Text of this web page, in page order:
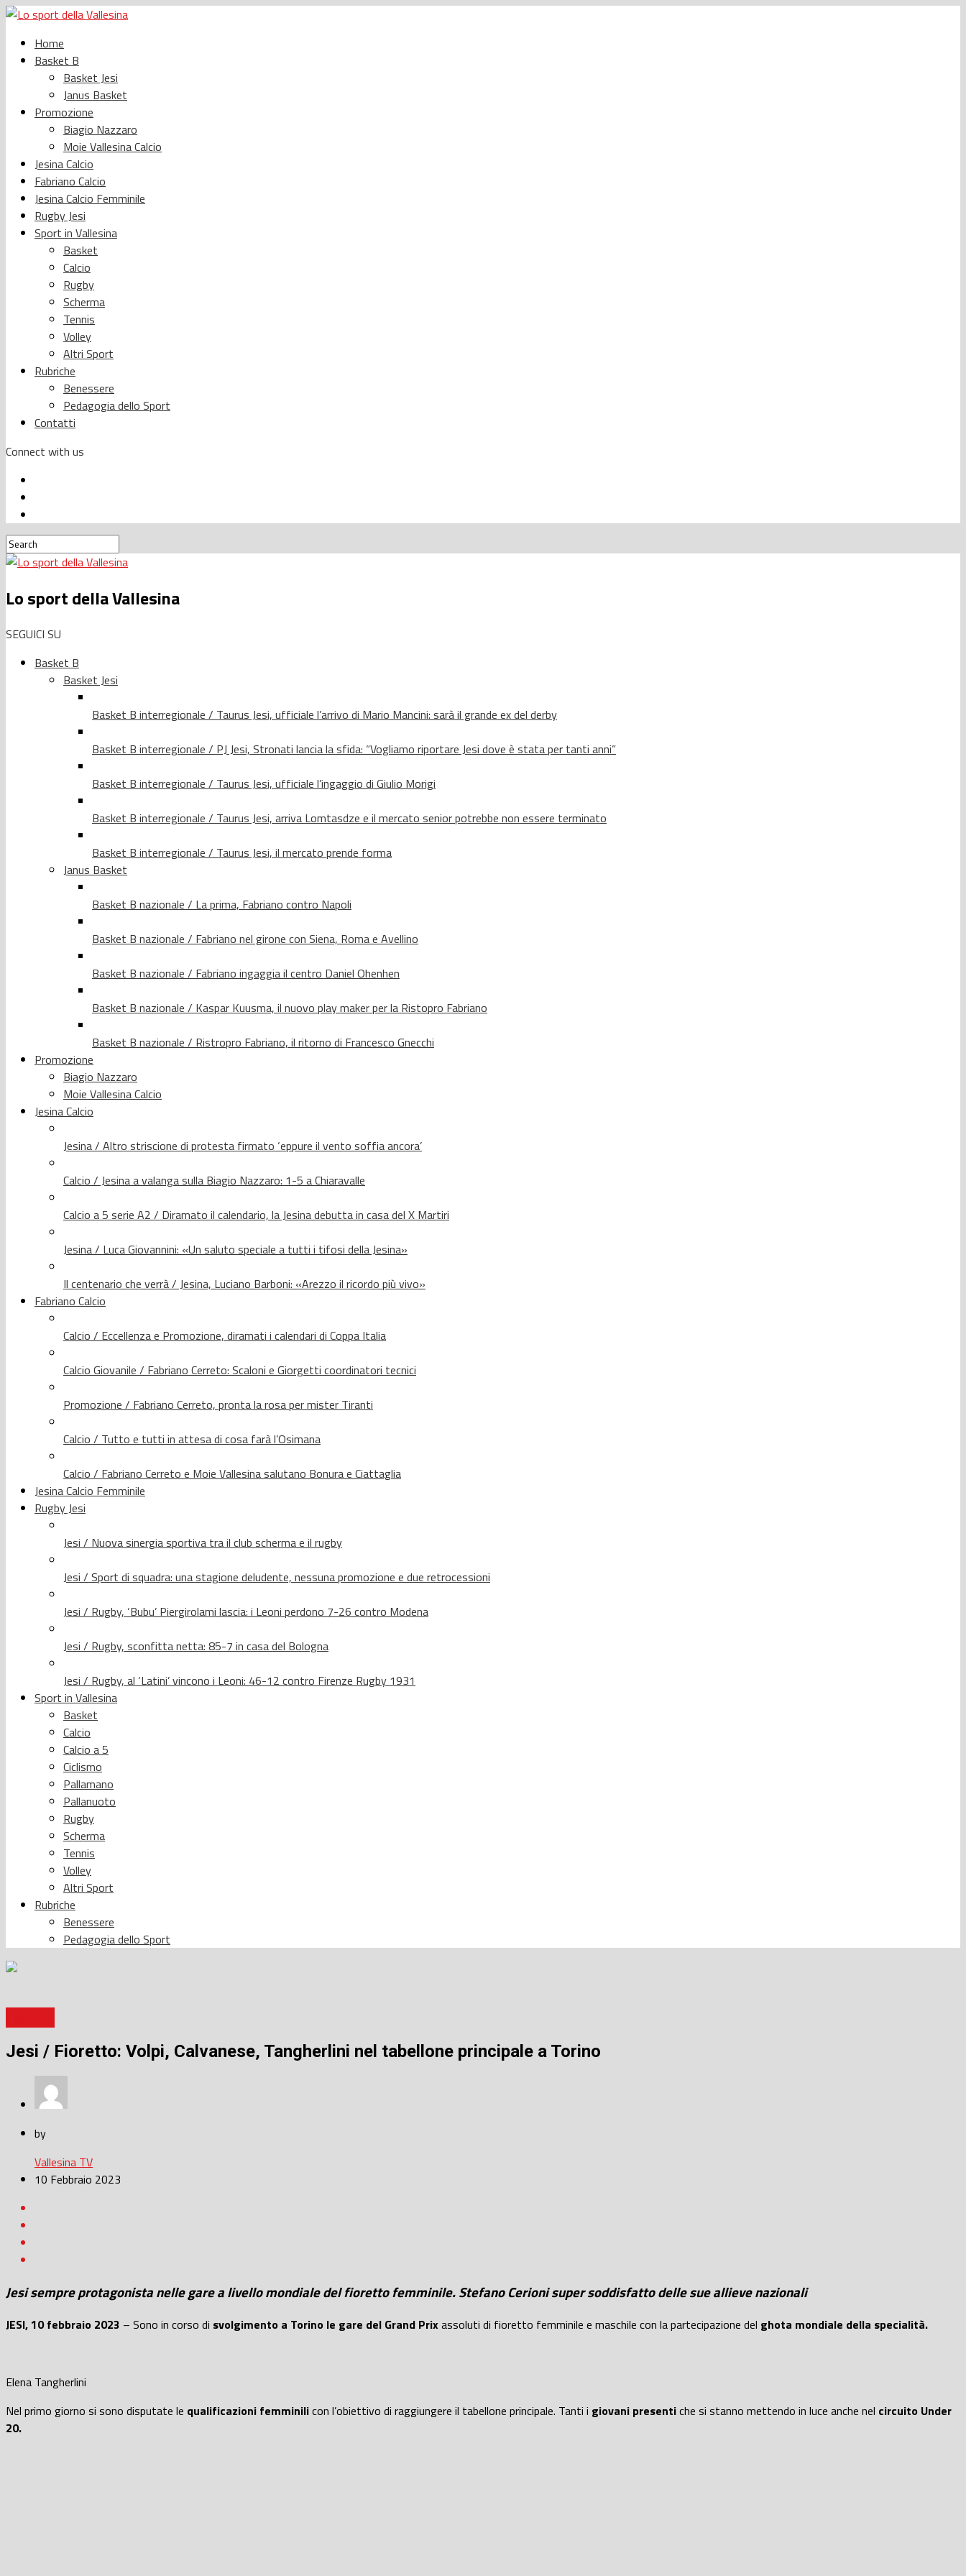
Home
Basket B
Basket Jesi
Janus Basket
Promozione
Biagio Nazzaro
Moie Vallesina Calcio
Jesina Calcio
Fabriano Calcio
Jesina Calcio Femminile
Rugby Jesi
Sport in Vallesina
Basket
Calcio
Rugby
Scherma
Tennis
Volley
Altri Sport
Rubriche
Benessere
Pedagogia dello Sport
Contatti
Connect with us
Lo sport della Vallesina
SEGUICI SU
Basket B
Basket Jesi
Basket B interregionale / Taurus Jesi, ufficiale l’arrivo di Mario Mancini: sarà il grande ex del derby
Basket B interregionale / PJ Jesi, Stronati lancia la sfida: “Vogliamo riportare Jesi dove è stata per tanti anni”
Basket B interregionale / Taurus Jesi, ufficiale l’ingaggio di Giulio Morigi
Basket B interregionale / Taurus Jesi, arriva Lomtasdze e il mercato senior potrebbe non essere terminato
Basket B interregionale / Taurus Jesi, il mercato prende forma
Janus Basket
Basket B nazionale / La prima, Fabriano contro Napoli
Basket B nazionale / Fabriano nel girone con Siena, Roma e Avellino
Basket B nazionale / Fabriano ingaggia il centro Daniel Ohenhen
Basket B nazionale / Kaspar Kuusma, il nuovo play maker per la Ristopro Fabriano
Basket B nazionale / Ristropro Fabriano, il ritorno di Francesco Gnecchi
Promozione
Biagio Nazzaro
Moie Vallesina Calcio
Jesina Calcio
Jesina / Altro striscione di protesta firmato ‘eppure il vento soffia ancora’
Calcio / Jesina a valanga sulla Biagio Nazzaro: 1-5 a Chiaravalle
Calcio a 5 serie A2 / Diramato il calendario, la Jesina debutta in casa del X Martiri
Jesina / Luca Giovannini: «Un saluto speciale a tutti i tifosi della Jesina»
Il centenario che verrà / Jesina, Luciano Barboni: «Arezzo il ricordo più vivo»
Fabriano Calcio
Calcio / Eccellenza e Promozione, diramati i calendari di Coppa Italia
Calcio Giovanile / Fabriano Cerreto: Scaloni e Giorgetti coordinatori tecnici
Promozione / Fabriano Cerreto, pronta la rosa per mister Tiranti
Calcio / Tutto e tutti in attesa di cosa farà l’Osimana
Calcio / Fabriano Cerreto e Moie Vallesina salutano Bonura e Ciattaglia
Jesina Calcio Femminile
Rugby Jesi
Jesi / Nuova sinergia sportiva tra il club scherma e il rugby
Jesi / Sport di squadra: una stagione deludente, nessuna promozione e due retrocessioni
Jesi / Rugby, ‘Bubu’ Piergirolami lascia: i Leoni perdono 7-26 contro Modena
Jesi / Rugby, sconfitta netta: 85-7 in casa del Bologna
Jesi / Rugby, al ‘Latini’ vincono i Leoni: 46-12 contro Firenze Rugby 1931
Sport in Vallesina
Basket
Calcio
Calcio a 5
Ciclismo
Pallamano
Pallanuoto
Rugby
Scherma
Tennis
Volley
Altri Sport
Rubriche
Benessere
Pedagogia dello Sport
Jesi / Fioretto: Volpi, Calvanese, Tangherlini nel tabellone principale a Torino
by
Vallesina TV
10 Febbraio 2023
Jesi sempre protagonista nelle gare a livello mondiale del fioretto femminile. Stefano Cerioni super soddisfatto delle sue allieve nazionali
JESI, 10 febbraio 2023 – Sono in corso di svolgimento a Torino le gare del Grand Prixassoluti di fioretto femminile e maschile con la partecipazione del ghota mondiale della specialità.
Elena Tangherlini
Nel primo giorno si sono disputate le qualificazioni femminilicon l’obiettivo di raggiungere il tabellone principale. Tanti i giovani presentiche si stanno mettendo in luce anche nel circuito Under
20.